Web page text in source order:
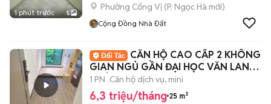
1 phút trước 5
Phường Cống Vị (P. Ngọc Hà mới)
Cộng Đồng Nhà Đất
CĂN HỘ CAO CẤP 2 KHÔNG
GIAN NGỦ GẦN ĐẠI HỌC VĂN LANG
- CÔNG NGHIỆP 🏡
1 PN Căn hộ dịch vụ, mini
6,3 triệu/tháng 25 m²